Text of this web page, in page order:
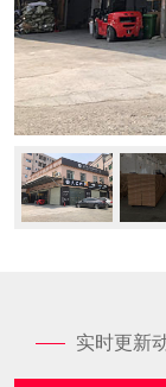
实时更新